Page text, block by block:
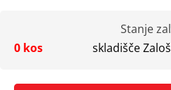
Stanje
0 kos
skladišče